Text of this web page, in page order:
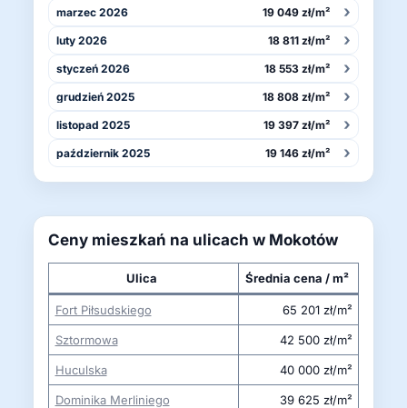
marzec 2026 19 049 zł/m² ›
luty 2026 18 811 zł/m² ›
styczeń 2026 18 553 zł/m² ›
grudzień 2025 18 808 zł/m² ›
listopad 2025 19 397 zł/m² ›
październik 2025 19 146 zł/m² ›
Ceny mieszkań na ulicach w Mokotów
Ulica Średnia cena / m²
Fort Piłsudskiego 65 201 zł/m²
Sztormowa 42 500 zł/m²
Huculska 40 000 zł/m²
Dominika Merliniego 39 625 zł/m²